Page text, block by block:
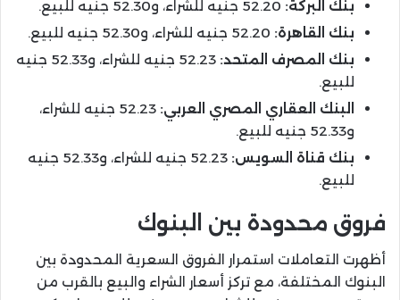
بنك البركة:
بنك القاهرة:
بنك المصرف المتحد:
52.23 جنيه للشراء، و52.33 جنيه
للبيع.
البنك العقاري المصري العربي:
52.23 جنيه للشراء،
و52.33 جنيه للبيع.
بنك قناة السويس:
52.23 جنيه للشراء، و52.33 جنيه
للبيع.
فروق محدودة بين البنوك
أظهرت التعاملات استمرار الفروق السعرية المحدودة بين
البنوك المختلفة، مع تركز أسعار الشراء والبيع بالقرب من